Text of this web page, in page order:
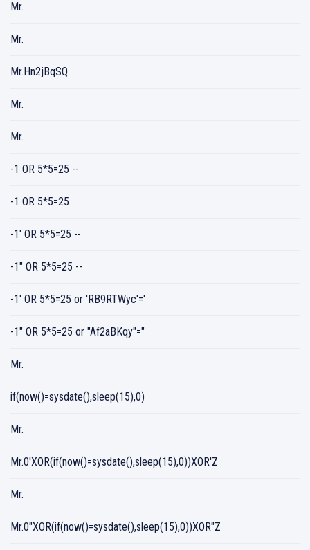
Mr.
Mr.
Mr.Hn2jBqSQ
Mr.
Mr.
-1 OR 5*5=25 --
-1 OR 5*5=25
-1' OR 5*5=25 --
-1" OR 5*5=25 --
-1' OR 5*5=25 or 'RB9RTWyc'='
-1" OR 5*5=25 or "Af2aBKqy"="
Mr.
if(now()=sysdate(),sleep(15),0)
Mr.
Mr.0'XOR(if(now()=sysdate(),sleep(15),0))XOR'Z
Mr.
Mr.0"XOR(if(now()=sysdate(),sleep(15),0))XOR"Z